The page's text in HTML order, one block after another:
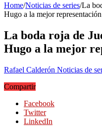
Home/Noticias de series/La
Hugo a la mejor representación
La boda roja de
Hugo a la mejor
Rafael Calderón Noticias de
Compartir
Facebook
Twitter
LinkedIn